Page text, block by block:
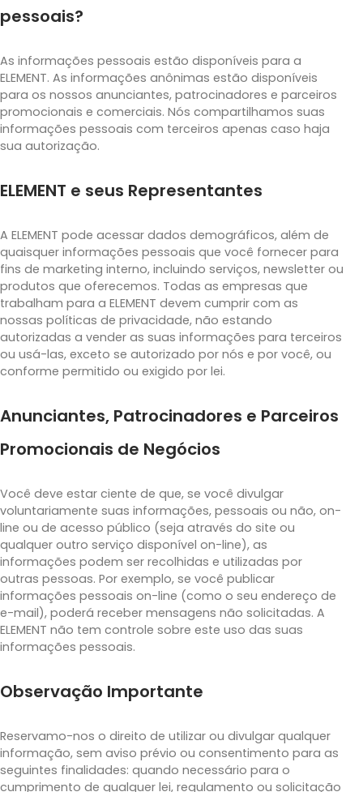
pessoais?
As informações pessoais estão disponíveis para a
ELEMENT. As informações anônimas estão disponíveis
para os nossos anunciantes, patrocinadores e parceiros
promocionais e comerciais. Nós compartilhamos suas
informações pessoais com terceiros apenas caso haja
sua autorização.
ELEMENT e seus Representantes
A ELEMENT pode acessar dados demográficos, além de
quaisquer informações pessoais que você fornecer para
fins de marketing interno, incluindo serviços, newsletter ou
produtos que oferecemos. Todas as empresas que
trabalham para a ELEMENT devem cumprir com as
nossas políticas de privacidade, não estando
autorizadas a vender as suas informações para terceiros
ou usá-las, exceto se autorizado por nós e por você, ou
conforme permitido ou exigido por lei.
Anunciantes, Patrocinadores e Parceiros
Promocionais de Negócios
Você deve estar ciente de que, se você divulgar
voluntariamente suas informações, pessoais ou não, on-
line ou de acesso público (seja através do site ou
qualquer outro serviço disponível on-line), as
informações podem ser recolhidas e utilizadas por
outras pessoas. Por exemplo, se você publicar
informações pessoais on-line (como o seu endereço de
e-mail), poderá receber mensagens não solicitadas. A
ELEMENT não tem controle sobre este uso das suas
informações pessoais.
Observação Importante
Reservamo-nos o direito de utilizar ou divulgar qualquer
informação, sem aviso prévio ou consentimento para as
seguintes finalidades: quando necessário para o
cumprimento de qualquer lei, regulamento ou solicitação